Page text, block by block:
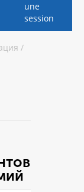
une
session
/